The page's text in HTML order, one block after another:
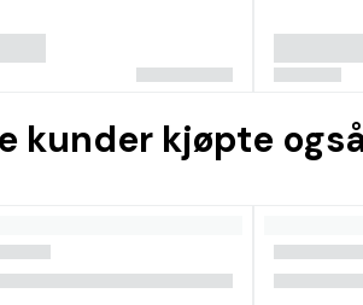
kunder kjøpte